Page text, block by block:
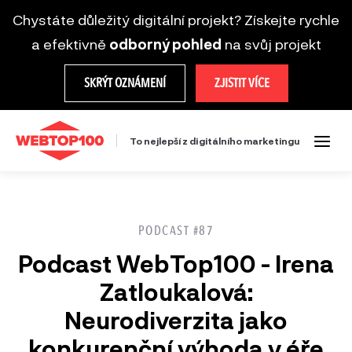
Chystáte důležitý digitální projekt? Získejte rychle
a efektivně odborný pohled na svůj projekt
SKRÝT OZNÁMENÍ ZJISTIT VÍCE
To nejlepší z digitálního marketingu
PODCAST #87
Podcast WebTop100 - Irena
Zatloukalová:
Neurodiverzita jako